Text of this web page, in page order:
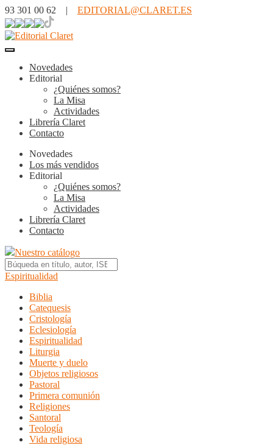
93 301 00 62 | EDITORIAL@CLARET.ES
Novedades
Editorial
¿Quiénes somos?
La Misa
Actividades
Librería Claret
Contacto
Novedades
Los más vendidos
Editorial
¿Quiénes somos?
La Misa
Actividades
Librería Claret
Contacto
Nuestro catálogo
Espiritualidad
Biblia
Catequesis
Cristología
Eclesiología
Espiritualidad
Liturgia
Muerte y duelo
Objetos religiosos
Pastoral
Primera comunión
Religiones
Santoral
Teología
Vida religiosa